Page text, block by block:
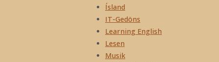
Ísland
IT-Gedöns
Learning English
Lesen
Musik